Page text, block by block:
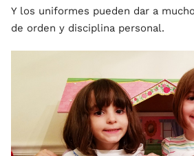
Y los uniformes pueden dar a
de orden y disciplina personal.